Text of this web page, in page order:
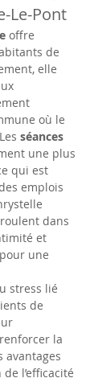
Le-Pont
offre
de
elle
où le
séances
une plus
qui est
emplois
dans
et
une
stress lié
de
la
avantages
l’efficacité